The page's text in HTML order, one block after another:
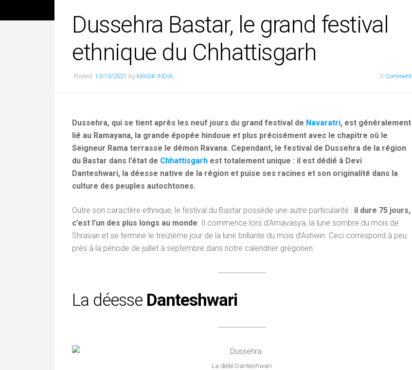
Dussehra Bastar, le grand festival
ethnique du Chhattisgarh
Posted: 13/10/2021 by MAGIK INDIA Comment
Dussehra, qui se tient après les neuf jours du grand festival de Navaratri, est généralement
lié au Ramayana, la grande épopée hindoue et plus précisément avec le chapitre où le
Seigneur Rama terrasse le démon Ravana. Cependant, le festival de Dussehra de la région
du Bastar dans l’état de Chhattisgarh est totalement unique : il est dédié à Devi
Danteshwari, la déesse native de la région et puise ses racines et son originalité dans la
culture des peuples autochtones.
Outre son caractère ethnique, le festival du Bastar possède une autre particularité : il dure 75 jours,
c’est l’un des plus longs au monde. Il commence lors d’Amavasya, la lune sombre du mois de
Shravan et se termine le treizième jour de la lune brillante du mois d’Ashwin. Ceci correspond à peu
près à la période de juillet à septembre dans notre calendrier grégorien.
La déesse Danteshwari
La déité Danteshwari